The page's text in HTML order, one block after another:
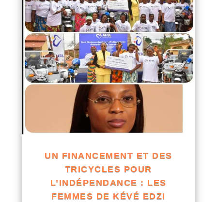
UN FINANCEMENT ET DES
TRICYCLES POUR
L’INDÉPENDANCE : LES
FEMMES DE KÉVÉ EDZI